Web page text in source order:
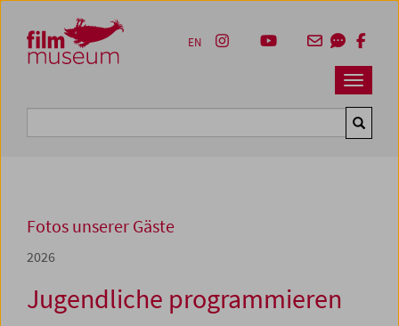
Zum Inhalt
Zum Hauptmenü
Zur Servicenavigation
Zum Suche
Navbar
EN
Fotos unserer Gäste
2026
Jugendliche programmieren